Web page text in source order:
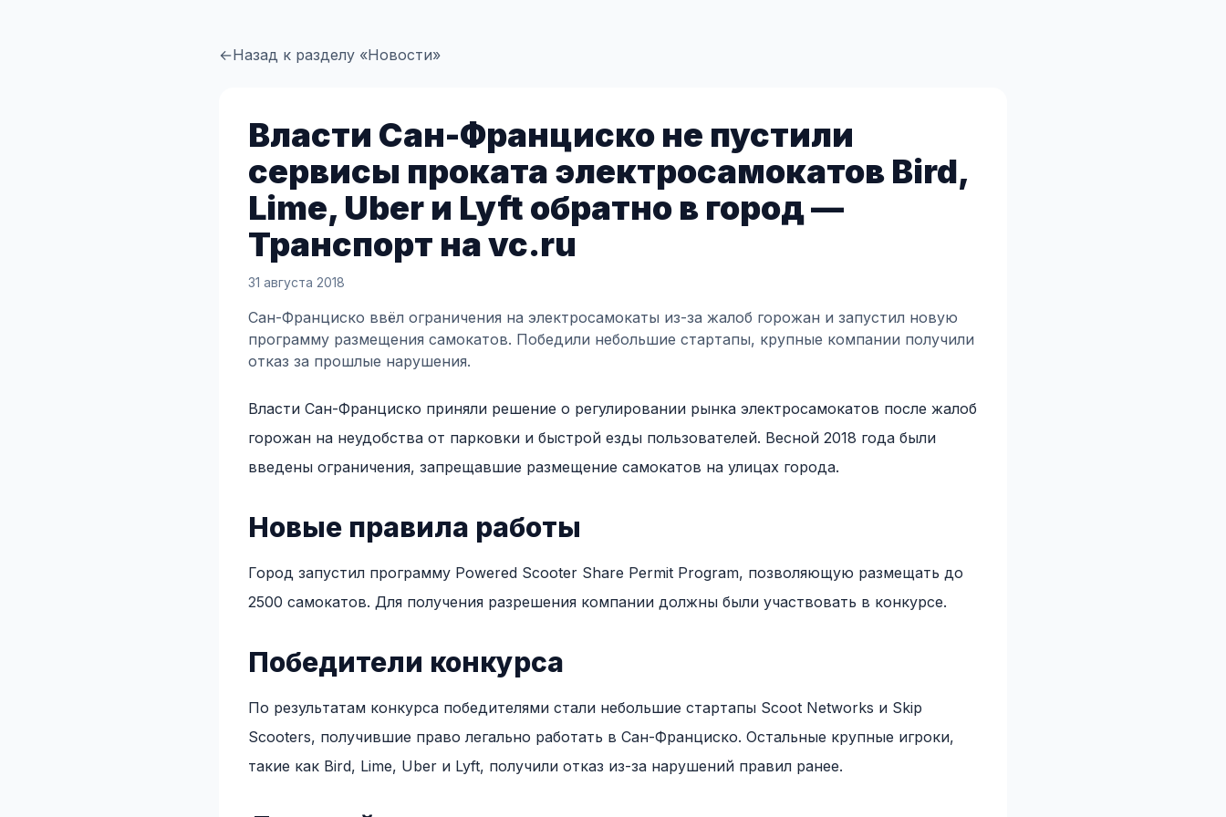
←Назад к разделу «Новости»
Власти Сан-Франциско не пустили
сервисы проката электросамокатов Bird,
Lime, Uber и Lyft обратно в город —
Транспорт на vc.ru
31 августа 2018
Сан-Франциско ввёл ограничения на электросамокаты из-за жалоб горожан и запустил новую
программу размещения самокатов. Победили небольшие стартапы, крупные компании получили
отказ за прошлые нарушения.
Власти Сан-Франциско приняли решение о регулировании рынка электросамокатов после жалоб
горожан на неудобства от парковки и быстрой езды пользователей. Весной 2018 года были
введены ограничения, запрещавшие размещение самокатов на улицах города.
Новые правила работы
Город запустил программу Powered Scooter Share Permit Program, позволяющую размещать до
2500 самокатов. Для получения разрешения компании должны были участвовать в конкурсе.
Победители конкурса
По результатам конкурса победителями стали небольшие стартапы Scoot Networks и Skip
Scooters, получившие право легально работать в Сан-Франциско. Остальные крупные игроки,
такие как Bird, Lime, Uber и Lyft, получили отказ из-за нарушений правил ранее.